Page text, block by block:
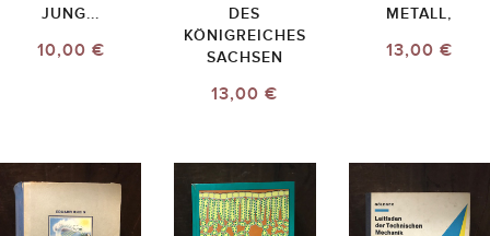
JUNG...
10,00 €
DES
KÖNIGREICHES
SACHSEN
13,00 €
METALL,
13,00 €